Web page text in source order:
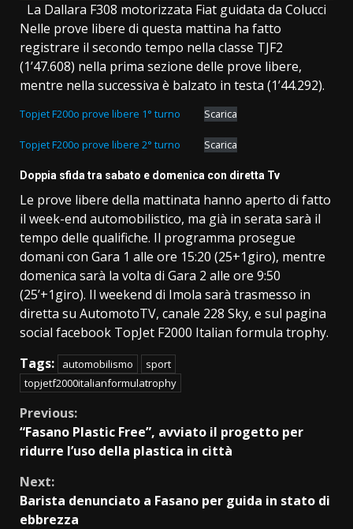
La Dallara F308 motorizzata Fiat guidata da Colucci
Nelle prove libere di questa mattina ha fatto
registrare il secondo tempo nella classe TJF2
(1’47.608) nella prima sezione delle prove libere,
mentre nella successiva è balzato in testa (1’44.292).
Topjet F200o prove libere 1° turno Scarica
Topjet F200o prove libere 2° turno Scarica
Doppia sfida tra sabato e domenica con diretta Tv
Le prove libere della mattinata hanno aperto di fatto
il week-end automobilistico, ma già in serata sarà il
tempo delle qualifiche. Il programma prosegue
domani con Gara 1 alle ore 15:20 (25+1giro), mentre
domenica sarà la volta di Gara 2 alle ore 9:50
(25’+1giro). Il weekend di Imola sarà trasmesso in
diretta su AutomotoTV, canale 228 Sky, e sul pagina
social facebook TopJet F2000 Italian formula trophy.
Tags:
automobilismo
sport
topjetf2000italianformulatrophy
Continue
Reading
Previous:
“Fasano Plastic Free”, avviato il progetto per
ridurre l’uso della plastica in città
Next:
Barista denunciato a Fasano per guida in stato di
ebbrezza